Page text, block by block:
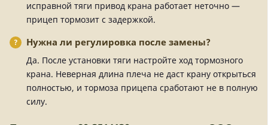
исправной тяги привод крана работает неточно —
прицеп тормозит с задержкой.
Нужна ли регулировка после замены?
Да. После установки тяги настройте ход тормозного
крана. Неверная длина плеча не даст крану открыться
полностью, и тормоза прицепа сработают не в полную
силу.